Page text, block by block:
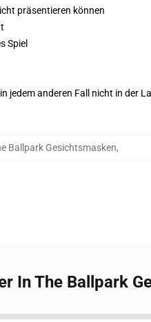
präsentieren können
Spiel
anderen Fall nicht in der
Ballpark Gesichtsmasken,
In The Ballpark